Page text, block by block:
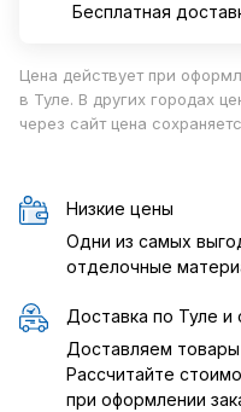
Бесплатная
Цена действует при
в Туле. В других городах
через сайт цена
Низкие цены
Одни из самых
отделочные
Доставка по Туле и
Доставляем товары
Рассчитайте
при оформлении